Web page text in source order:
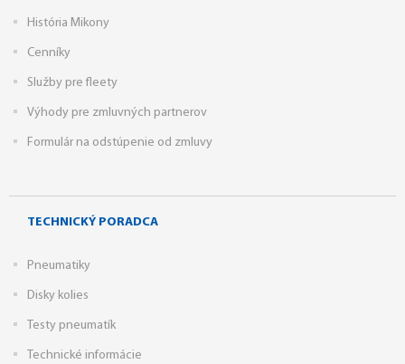
História Mikony
Cenníky
Služby pre fleety
Výhody pre zmluvných partnerov
Formulár na odstúpenie od zmluvy
TECHNICKÝ PORADCA
Pneumatiky
Disky kolies
Testy pneumatík
Technické informácie